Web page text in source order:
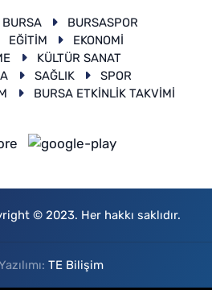
BURSA
BURSASPOR
EĞİTİM
EKONOMİ
KÜLTÜR SANAT
SAĞLIK
SPOR
BURSA ETKİNLİK TAKVİMİ
© 2023. Her hakkı saklıdır.
TE Bilişim